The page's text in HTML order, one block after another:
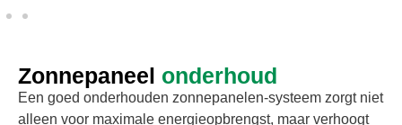
Zonnepaneel onderhoud
Een goed onderhouden zonnepanelen-systeem zorgt niet
alleen voor maximale energieopbrengst, maar verhoogt